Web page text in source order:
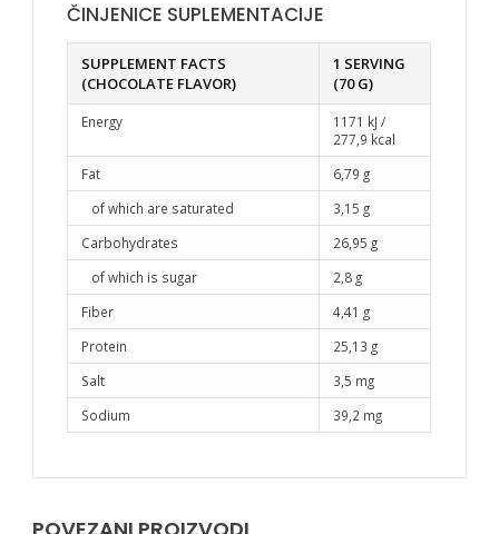
ČINJENICE SUPLEMENTACIJE
SUPPLEMENT FACTS
(CHOCOLATE FLAVOR)
1 SERVING
(70 G)
Energy
1171 kJ /
277,9 kcal
Fat
6,79 g
of which are saturated
3,15 g
Carbohydrates
26,95 g
of which is sugar
2,8 g
Fiber
4,41 g
Protein
25,13 g
Salt
3,5 mg
Sodium
39,2 mg